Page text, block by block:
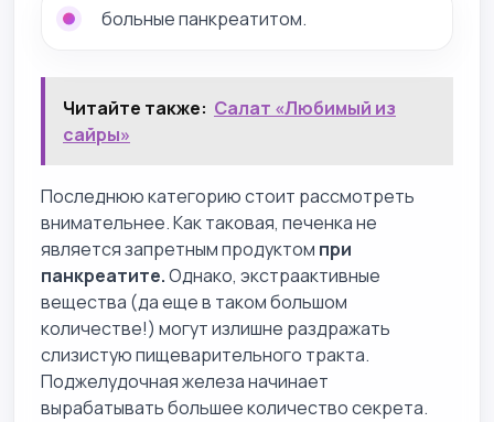
больные панкреатитом.
Читайте также: Салат «Любимый из
сайры»
Последнюю категорию стоит рассмотреть
внимательнее. Как таковая, печенка не
является запретным продуктом при
панкреатите.Однако, экстраактивные
вещества (да еще в таком большом
количестве!) могут излишне раздражать
слизистую пищеварительного тракта.
Поджелудочная железа начинает
вырабатывать большее количество секрета.